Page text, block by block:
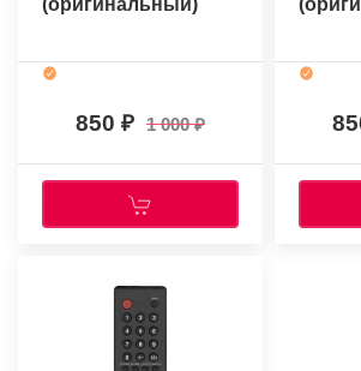
850 1 000